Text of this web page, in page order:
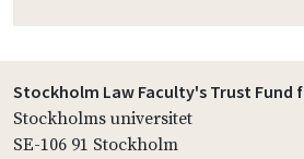
Stockholm Law Faculty's Trust Fund
Stockholms universitet
SE-106 91 Stockholm